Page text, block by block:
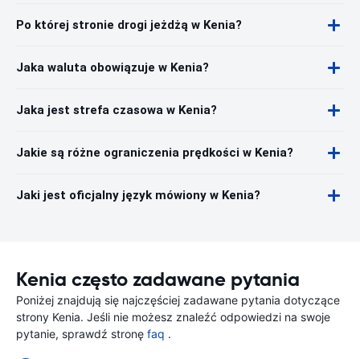
Po której stronie drogi jeżdżą w Kenia?
Jaka waluta obowiązuje w Kenia?
Jaka jest strefa czasowa w Kenia?
Jakie są różne ograniczenia prędkości w Kenia?
Jaki jest oficjalny język mówiony w Kenia?
Kenia często zadawane pytania
Poniżej znajdują się najczęściej zadawane pytania dotyczące
strony Kenia. Jeśli nie możesz znaleźć odpowiedzi na swoje
pytanie, sprawdź stronę faq .